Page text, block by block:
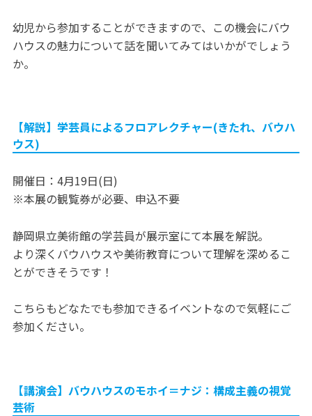
幼児から参加することができますので、この機会にバウ
ハウスの魅力について話を聞いてみてはいかがでしょう
か。
【解説】学芸員によるフロアレクチャー(きたれ、バウハ
ウス)
開催日：4月19日(日)
※本展の観覧券が必要、申込不要
静岡県立美術館の学芸員が展示室にて本展を解説。
より深くバウハウスや美術教育について理解を深めるこ
とができそうです！
こちらもどなたでも参加できるイベントなので気軽にご
参加ください。
【講演会】バウハウスのモホイ＝ナジ：構成主義の視覚
芸術